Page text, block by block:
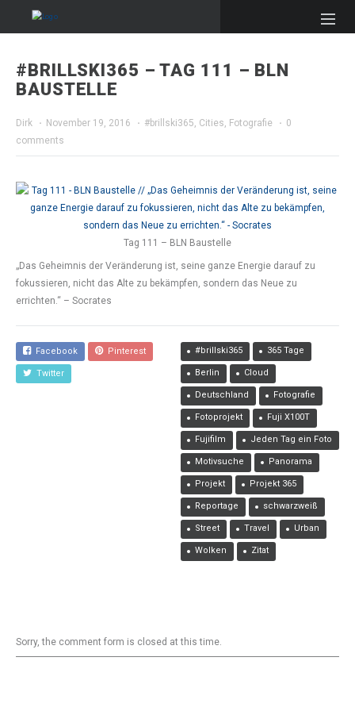
#BRILLSKI365 – TAG 111 – BLN
BAUSTELLE
Dirk · November 19, 2016 · #brillski365, Cities, Fotografie · 0
comments
Tag 111 – BLN Baustelle
„Das Geheimnis der Veränderung ist, seine ganze Energie darauf zu
fokussieren, nicht das Alte zu bekämpfen, sondern das Neue zu
errichten.“ – Socrates
Facebook Pinterest
Twitter
#brillski365 365 Tage
Berlin Cloud
Deutschland Fotografie
Fotoprojekt Fuji X100T
Fujifilm Jeden Tag ein Foto
Motivsuche Panorama
Projekt Projekt 365
Reportage schwarzweiß
Street Travel Urban
Wolken Zitat
Sorry, the comment form is closed at this time.